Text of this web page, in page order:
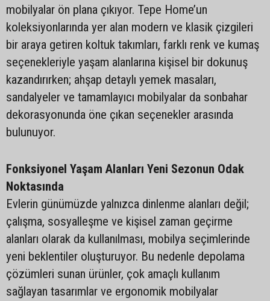
mobilyalar ön plana çıkıyor. Tepe Home’un
koleksiyonlarında yer alan modern ve klasik çizgileri
bir araya getiren koltuk takımları, farklı renk ve kumaş
seçenekleriyle yaşam alanlarına kişisel bir dokunuş
kazandırırken; ahşap detaylı yemek masaları,
sandalyeler ve tamamlayıcı mobilyalar da sonbahar
dekorasyonunda öne çıkan seçenekler arasında
bulunuyor.
Fonksiyonel Yaşam Alanları Yeni Sezonun Odak
Noktasında
Evlerin günümüzde yalnızca dinlenme alanları değil;
çalışma, sosyalleşme ve kişisel zaman geçirme
alanları olarak da kullanılması, mobilya seçimlerinde
yeni beklentiler oluşturuyor. Bu nedenle depolama
çözümleri sunan ürünler, çok amaçlı kullanım
sağlayan tasarımlar ve ergonomik mobilyalar